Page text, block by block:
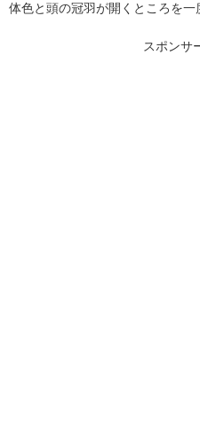
体色と頭の冠羽が開くところを一
スポンサ